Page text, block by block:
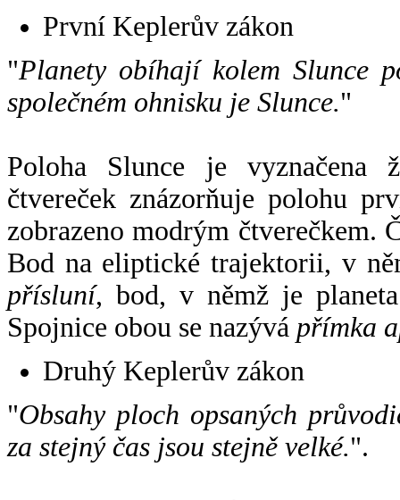
První Keplerův zákon
"Planety obíhají kolem Slunce
společném ohnisku je Slunce."
Poloha Slunce je vyznačena
čtvereček znázorňuje polohu
zobrazeno modrým čtverečkem.
Bod na eliptické trajektorii, v
přísluní, bod, v němž je
Spojnice obou se nazývá přímka
Druhý Keplerův zákon
"Obsahy ploch opsaných
za stejný čas jsou stejně velké.".